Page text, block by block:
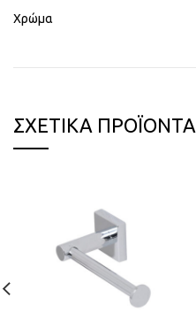
Χρώμα
ΣΧΕΤΙΚΆ ΠΡΟΪΌΝΤΑ